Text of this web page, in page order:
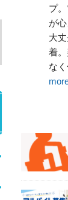
プ
が
大
着
な